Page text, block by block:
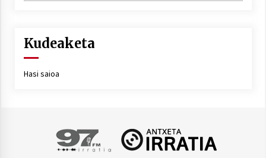
Kudeaketa
Hasi saioa